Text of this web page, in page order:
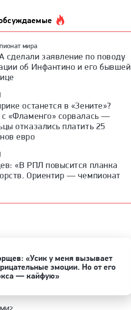
мира
заявление по поводу
об Инфантино и его бывшей
останется в «Зените»?
с «Фламенго» сорвалась —
отказались платить 25
евро
«В РПЛ повысится планка
Ориентир — чемпионат
«Усик у меня вызывает
эмоции. Но от его
— кайфую»